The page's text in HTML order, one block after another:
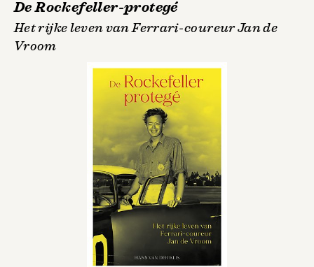
De Rockefeller-protegé
Het rijke leven van Ferrari-coureur Jan de
Vroom